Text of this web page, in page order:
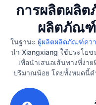
การผลิตผลิ
ผลิตภัณ
ในฐานะ ผู้ผลิตผลิตภัณฑ์คว
นำ Xiangxiang ใช้ประโย
เพื่อนำเสนอเส้นทางที่ง่า
ปริมาณน้อย โดยทั้งหมดนี้ด